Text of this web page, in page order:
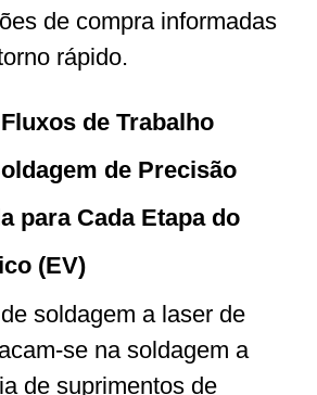
de compra informadas
rápido.
de Trabalho
de Precisão
para Cada Etapa do
(EV)
soldagem a laser de
se na soldagem a
de suprimentos de